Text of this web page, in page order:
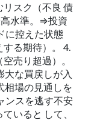
スク（不良 債
水準。⇒投資
に控えた状態
する期待）。 4.
売り超過）。
な買戻しが入
相場の見通しを
ンスを逃す不安
いると して、